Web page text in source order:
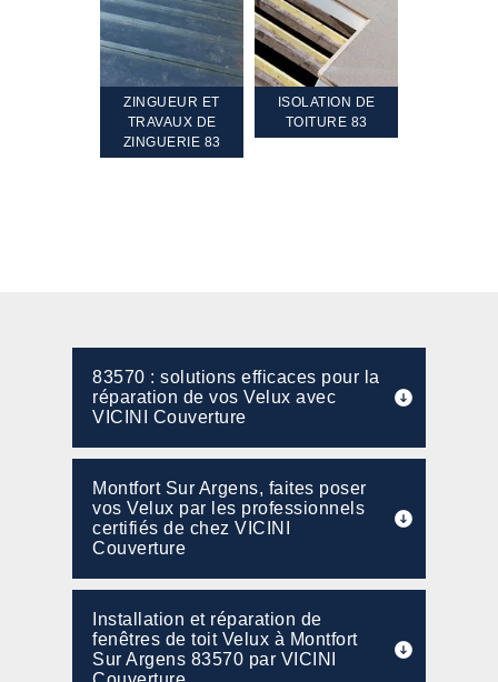
ZINGUEUR ET
TRAVAUX DE
ZINGUERIE 83
ISOLATION DE
TOITURE 83
83570 : solutions efficaces pour la
réparation de vos Velux avec
VICINI Couverture
Montfort Sur Argens, faites poser
vos Velux par les professionnels
certifiés de chez VICINI
Couverture
Installation et réparation de
fenêtres de toit Velux à Montfort
Sur Argens 83570 par VICINI